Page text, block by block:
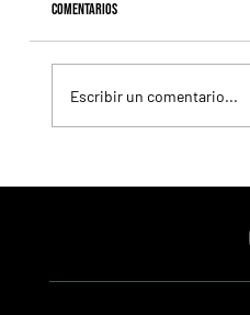
Comentarios
Escribir un comentario...